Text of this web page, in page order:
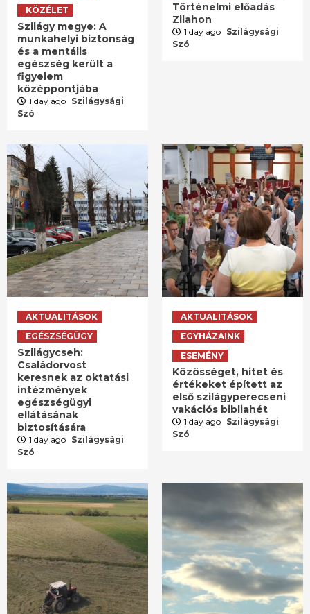
KÖZÉLET
Szilágy megye: A
munkahelyi biztonság
és a mentális
egészség került a
figyelem
középpontjába
1 day ago Szilágysági
Szó
Történelmi előadás
Zilahon
1 day ago Szilágysági
Szó
AKTUALITÁSOK
EGÉSZSÉGÜGY
Szilágycseh:
Családorvost
keresnek az oktatási
intézmények
egészségügyi
ellátásának
biztosítására
1 day ago Szilágysági
Szó
AKTUALITÁSOK
EGYHÁZAINK
ESEMÉNY
Közösséget, hitet és
értékeket épített az
első szilágyperecseni
vakációs bibliahét
1 day ago Szilágysági
Szó